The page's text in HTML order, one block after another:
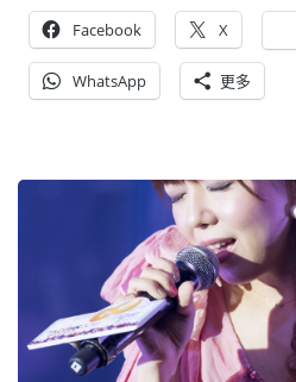
Facebook X
WhatsApp 更多